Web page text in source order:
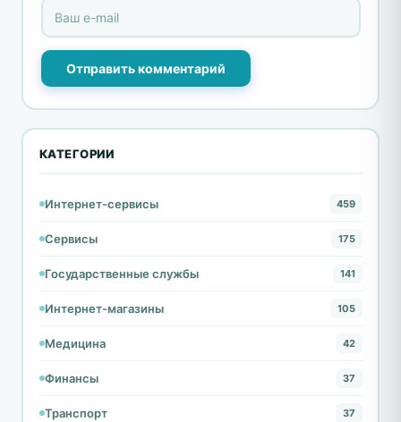
Отправить комментарий
КАТЕГОРИИ
Интернет-сервисы 459
Сервисы 175
Государственные службы 141
Интернет-магазины 105
Медицина 42
Финансы 37
Транспорт 37